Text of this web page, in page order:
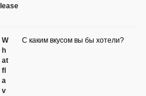
W
h
at
fl
a
v
С каким вкусом вы бы хотели?